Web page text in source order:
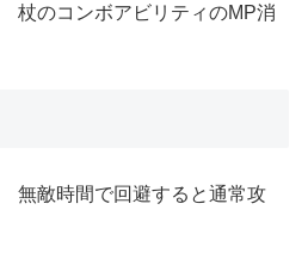
杖のコンボアビリティのMP消
無敵時間で回避すると通常攻